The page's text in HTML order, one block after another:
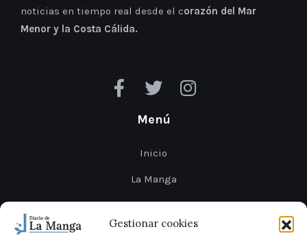
Gestionar cookies
noticias en tiempo real desde el corazón del Mar
Menor y la Costa Cálida.
Menú
Inicio
La Manga
Cabo de Palos
Mar Menor